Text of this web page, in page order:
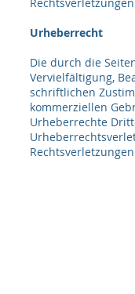
Urheberrecht​
Die durch die
Vervielfältigung,
schriftlichen
kommerziellen
Urheberrechte